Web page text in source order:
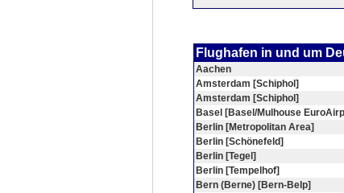
Flughafen in und um
Aachen
Amsterdam [Schiphol]
Amsterdam [Schiphol]
Basel [Basel/Mulhouse
Berlin [Metropolitan Area]
Berlin [Schönefeld]
Berlin [Tegel]
Berlin [Tempelhof]
Bern (Berne) [Bern-Belp]